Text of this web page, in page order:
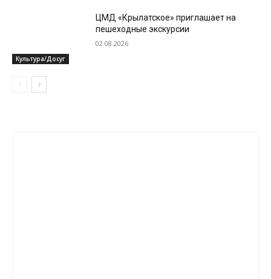
Культура/Досуг
ЦМД «Крылатское» приглашает на
пешеходные экскурсии
02.08.2026